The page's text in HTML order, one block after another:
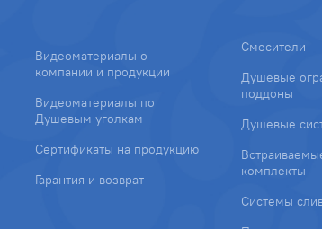
Видеоматериалы о
компании и продукции
Видеоматериалы по
Душевым уголкам
Сертификаты на продукцию
Гарантия и возврат
Смесители
Душевые
поддоны
Душевые
комплекты
Системы